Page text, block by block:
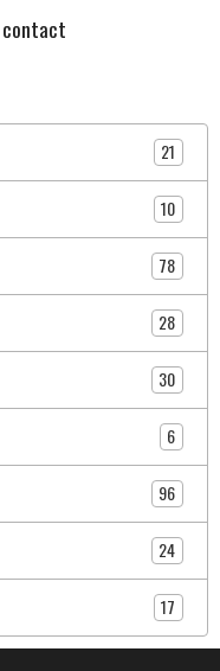
contact
21
10
78
28
30
6
96
24
17